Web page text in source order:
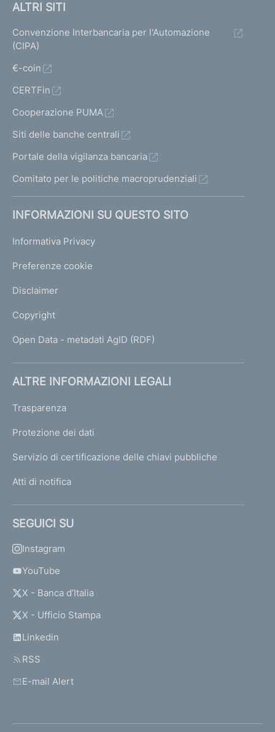
ALTRI SITI
Convenzione Interbancaria per l'Automazione
(CIPA)
€-coin
CERTFin
Cooperazione PUMA
Siti delle banche centrali
Portale della vigilanza bancaria
Comitato per le politiche macroprudenziali
INFORMAZIONI SU QUESTO SITO
Informativa Privacy
Preferenze cookie
Disclaimer
Copyright
Open Data - metadati AgID (RDF)
ALTRE INFORMAZIONI LEGALI
Trasparenza
Protezione dei dati
Servizio di certificazione delle chiavi pubbliche
Atti di notifica
SEGUICI SU
Instagram
YouTube
X - Banca d’Italia
X - Ufficio Stampa
Linkedin
RSS
E-mail Alert